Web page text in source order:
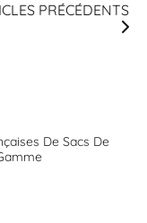
PRÉCÉDENTS
De Sacs De